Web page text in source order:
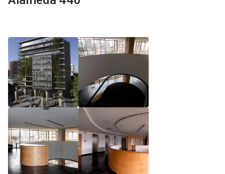
Reglamento de Magíster, Pontificia Universidad
Universidad Católica de Chile
Reglamento de Magíster, Pontificia Universidad
Católica de Chile LLM UC 2025
Reglamento de Seminarios de Graduación
Programa de Magíster en Derecho, LLM 2025